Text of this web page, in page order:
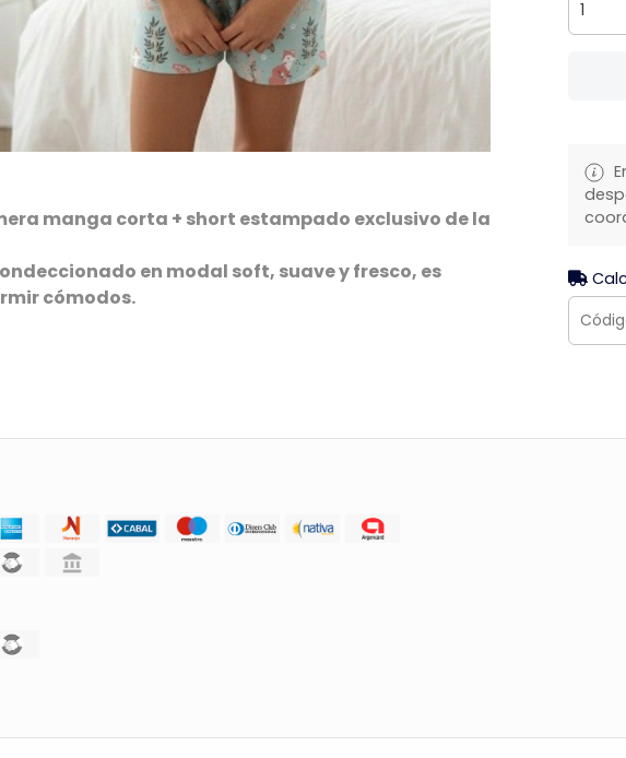
manga corta + short estampado exclusivo de la
en modal soft, suave y fresco, es
cómodos.